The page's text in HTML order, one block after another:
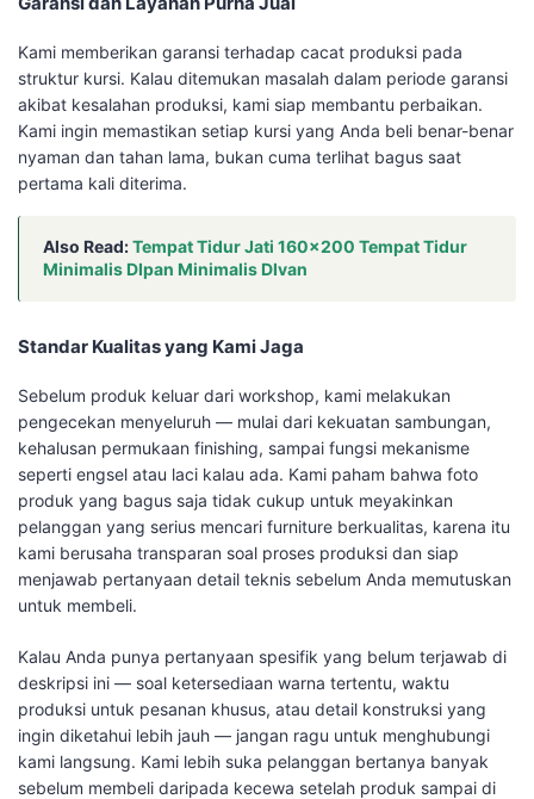
Kami memberikan garansi terhadap cacat produksi pada
struktur kursi. Kalau ditemukan masalah dalam periode garansi
akibat kesalahan produksi, kami siap membantu perbaikan.
Kami ingin memastikan setiap kursi yang Anda beli benar-benar
nyaman dan tahan lama, bukan cuma terlihat bagus saat
pertama kali diterima.
Also Read:Tempat Tidur Jati 160×200 Tempat Tidur
Minimalis DIpan Minimalis DIvan
Standar Kualitas yang Kami Jaga
Sebelum produk keluar dari workshop, kami melakukan
pengecekan menyeluruh — mulai dari kekuatan sambungan,
kehalusan permukaan finishing, sampai fungsi mekanisme
seperti engsel atau laci kalau ada. Kami paham bahwa foto
produk yang bagus saja tidak cukup untuk meyakinkan
pelanggan yang serius mencari furniture berkualitas, karena itu
kami berusaha transparan soal proses produksi dan siap
menjawab pertanyaan detail teknis sebelum Anda memutuskan
untuk membeli.
Kalau Anda punya pertanyaan spesifik yang belum terjawab di
deskripsi ini — soal ketersediaan warna tertentu, waktu
produksi untuk pesanan khusus, atau detail konstruksi yang
ingin diketahui lebih jauh — jangan ragu untuk menghubungi
kami langsung. Kami lebih suka pelanggan bertanya banyak
sebelum membeli daripada kecewa setelah produk sampai di